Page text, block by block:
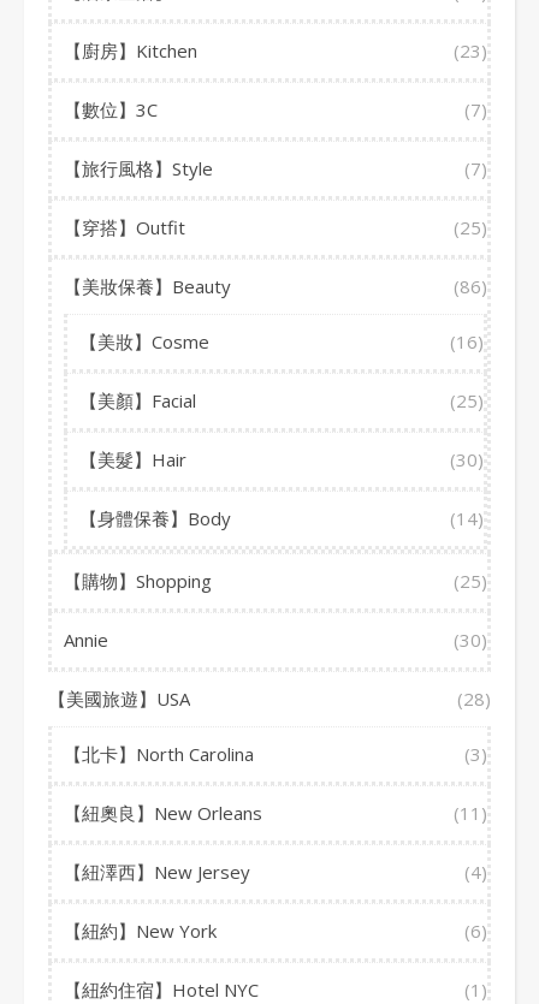
【廚房】Kitchen (23)
【數位】3C (7)
【旅行風格】Style (7)
【穿搭】Outfit (25)
【美妝保養】Beauty (86)
【美妝】Cosme (16)
【美顏】Facial (25)
【美髮】Hair (30)
【身體保養】Body (14)
【購物】Shopping (25)
Annie (30)
【美國旅遊】USA (28)
【北卡】North Carolina (3)
【紐奧良】New Orleans (11)
【紐澤西】New Jersey (4)
【紐約】New York (6)
【紐約住宿】Hotel NYC (1)